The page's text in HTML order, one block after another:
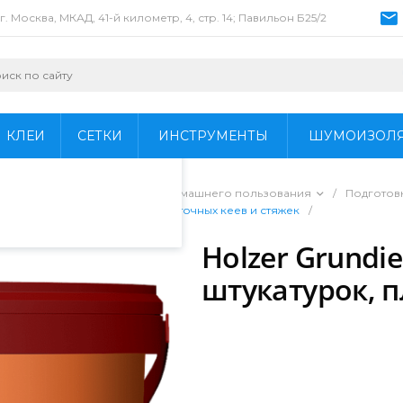
и
.
г. Москва, МКАД, 41-й километр, 4, стр. 14; Павильон Б25/2
КЛЕИ СЕТКИ ИНСТРУМЕНТЫ
для профессионального и домашнего пользования /
грунт для штукатурок, плиточных кеев и стяжек /
Holzer
штукатурок,